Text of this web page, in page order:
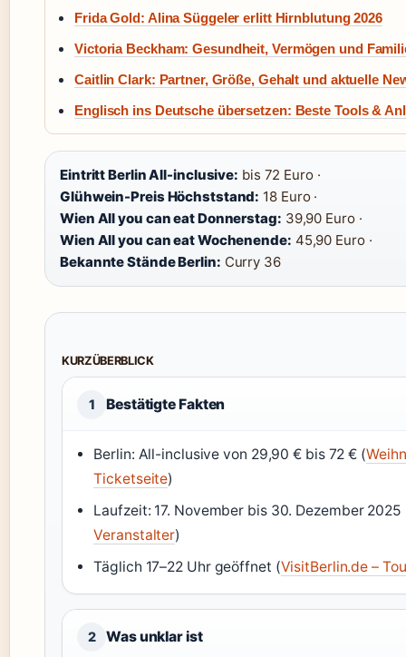
Frida Gold: Alina Süggeler erlitt Hirnblutung 2026
Victoria Beckham: Gesundheit, Vermögen und
Caitlin Clark: Partner, Größe, Gehalt und aktuelle
Englisch ins Deutsche übersetzen: Beste Tools &
Eintritt Berlin All-inclusive: bis 72 Euro ·
Glühwein-Preis Höchststand: 18 Euro ·
Wien All you can eat Donnerstag: 39,90 Euro ·
Wien All you can eat Wochenende: 45,90 Euro ·
Bekannte Stände Berlin: Curry 36
KURZÜBERBLICK
1 Bestätigte Fakten
Berlin: All-inclusive von 29,90 € bis 72 € (
Ticketseite)
Laufzeit: 17. November bis 30. Dezember 2025
Veranstalter)
Täglich 17–22 Uhr geöffnet (VisitBerlin.de –
2 Was unklar ist